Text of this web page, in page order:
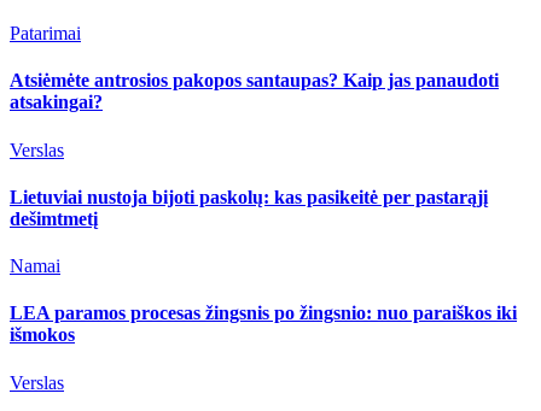
Patarimai
Atsiėmėte antrosios pakopos santaupas? Kaip jas panaudoti
atsakingai?
Verslas
Lietuviai nustoja bijoti paskolų: kas pasikeitė per pastarąjį
dešimtmetį
Namai
LEA paramos procesas žingsnis po žingsnio: nuo paraiškos iki
išmokos
Verslas